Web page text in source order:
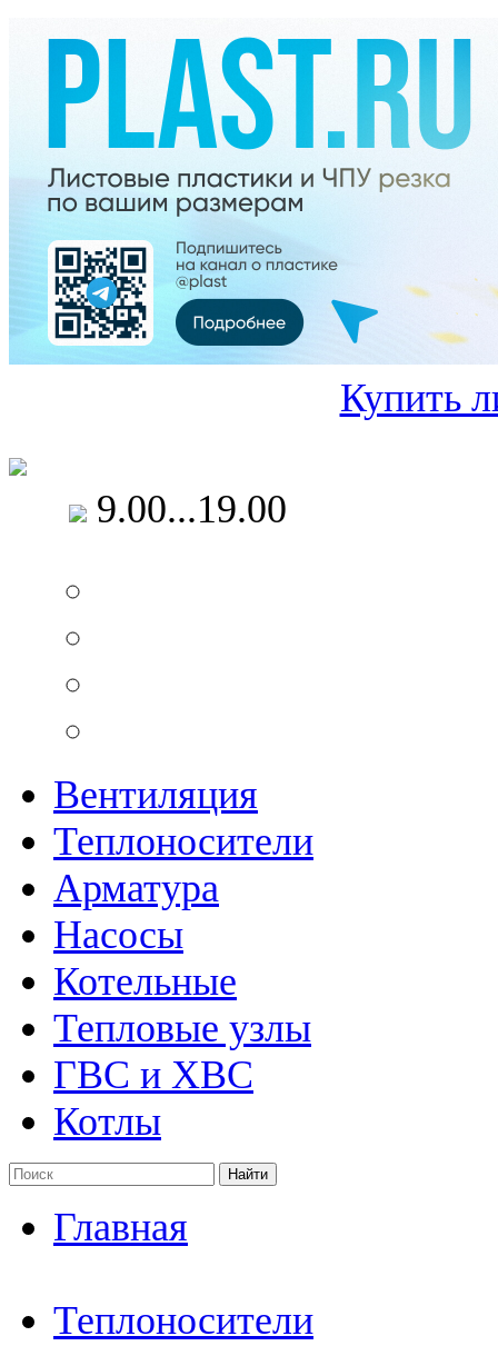
Купить
9.00...19.00
Вентиляция
Теплоносители
Арматура
Насосы
Котельные
Тепловые узлы
ГВС и ХВС
Котлы
Найти
Главная
Теплоносители